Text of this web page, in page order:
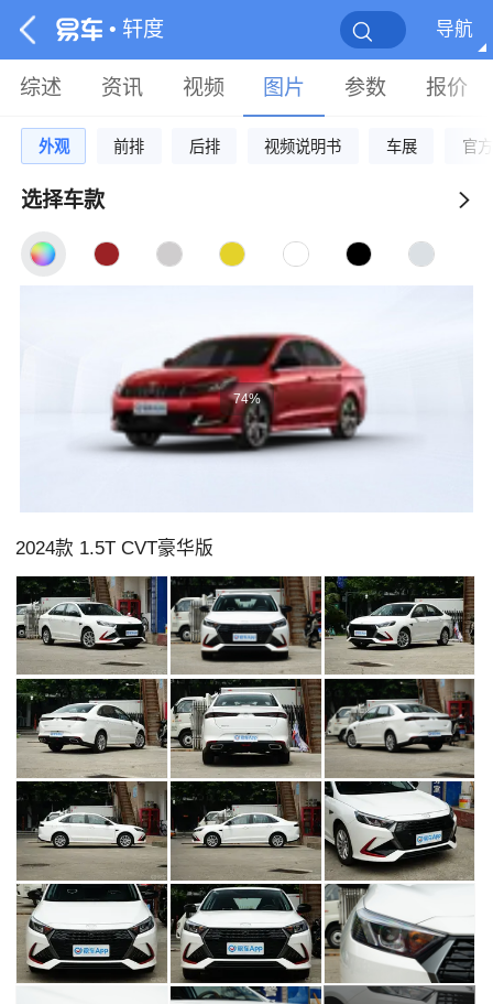
• 轩度 导航
综述 资讯 视频 图片 参数 报价
外观 前排 后排 视频说明书 车展 官方
选择车款
74%
2024款 1.5T CVT豪华版